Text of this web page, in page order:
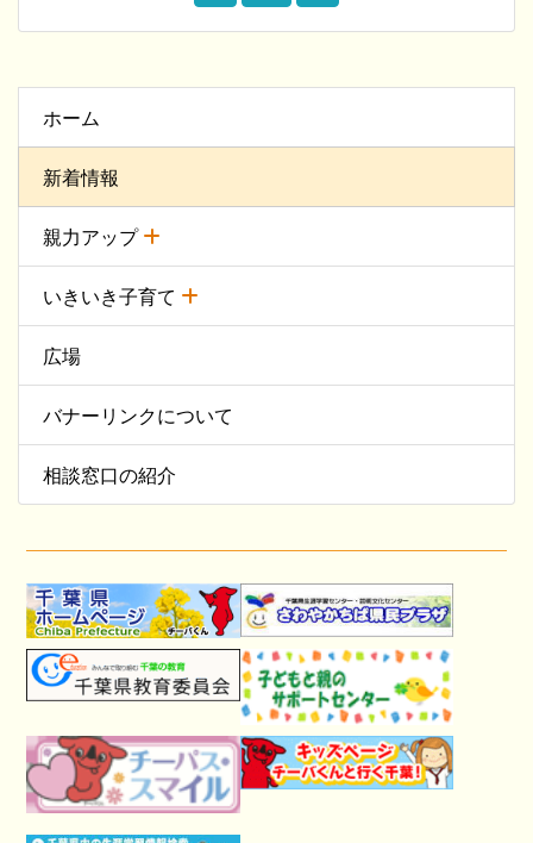
ホーム
新着情報
親力アップ
いきいき子育て
広場
バナーリンクについて
相談窓口の紹介